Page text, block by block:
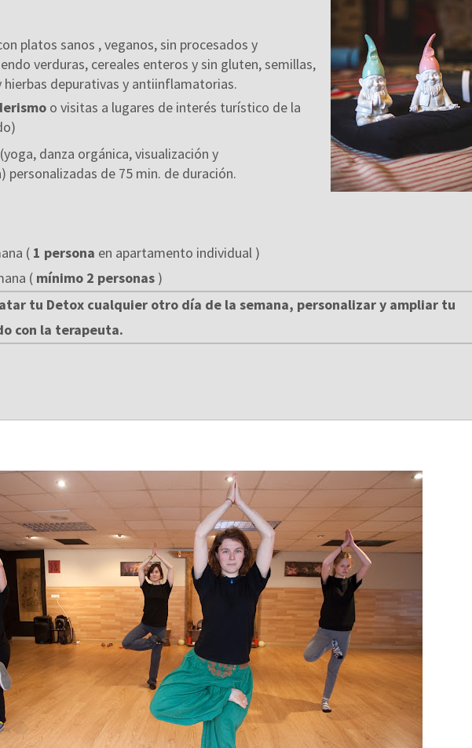
platos sanos , veganos, sin procesados y
verduras, cereales enteros y sin gluten, semillas,
depurativas y antiinflamatorias.
o visitas a lugares de interés turístico de la
(yoga, danza orgánica, visualización y
de 75 min. de duración.
( 1 persona en apartamento individual )
( mínimo 2 personas )
tu Detox cualquier otro día de la semana, personalizar y ampliar tu
con la terapeuta.